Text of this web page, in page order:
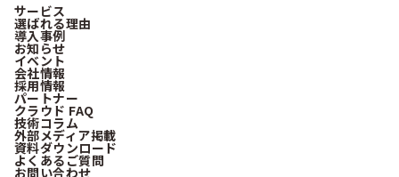
サービス
選ばれる理由
導入事例
お知らせ
イベント
会社情報
採用情報
パートナー
クラウド FAQ
技術コラム
外部メディア掲載
資料ダウンロード
よくあるご質問
お問い合わせ